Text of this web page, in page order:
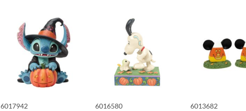
6017942 6016580 6013682